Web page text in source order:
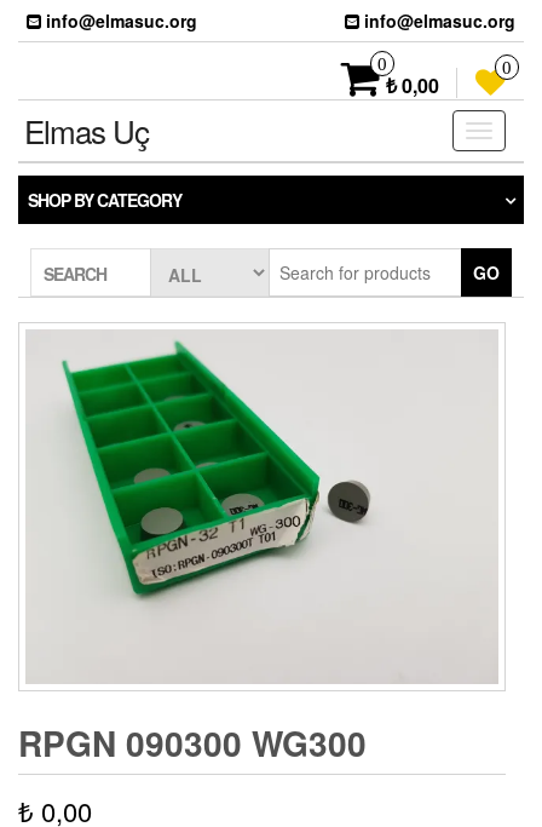
Skip
info@elmasuc.org info@elmasuc.org
0
₺ 0,00
0
Toggle
Elmas Uç
SHOP BY CATEGORY
SEARCH GO
RPGN 090300 WG300
₺ 0,00